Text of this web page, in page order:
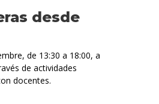
desde
de 13:30 a 18:00, a
de actividades
docentes.